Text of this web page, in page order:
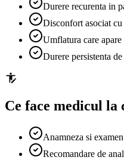
Durere recurenta in
Disconfort asociat
Umflatura care
Durere persistenta
Ce face medicul la
Anamneza si
Recomandare de